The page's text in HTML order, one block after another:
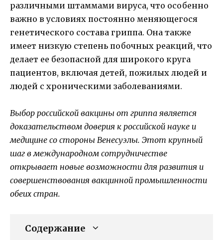
различными штаммами вируса, что особенно
важно в условиях постоянно меняющегося
генетического состава гриппа. Она также
имеет низкую степень побочных реакций, что
делает ее безопасной для широкого круга
пациентов, включая детей, пожилых людей и
людей с хроническими заболеваниями.
Выбор российской вакцины от гриппа является
доказательством доверия к российской науке и
медицине со стороны Венесуэлы. Этот крупный
шаг в международном сотрудничестве
открывает новые возможности для развития и
совершенствования вакцинной промышленности
обеих стран.
Содержание